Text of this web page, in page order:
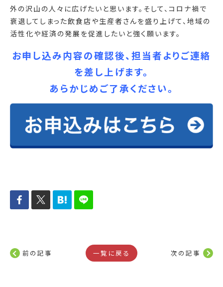
外の沢山の人々に広げたいと思います。そして、コロナ禍で
衰退してしまった飲食店や生産者さんを盛り上げて、地域の
活性化や経済の発展を促進したいと強く願います。
お申し込み内容の確認後、担当者よりご連絡
を差し上げます。
あらかじめご了承ください。
前の記事 一覧に戻る 次の記事